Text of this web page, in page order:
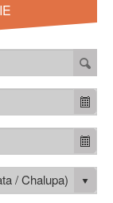
/ Chalupa)